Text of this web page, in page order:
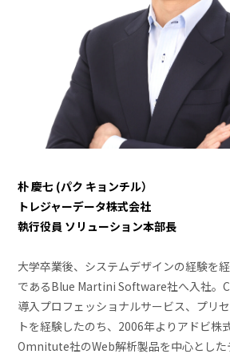
朴 慶七​ (パク キョンチル）
トレジャーデータ株式会社
執行役員 ソリューション本部長
大学卒業後、システムデザインの経験を
であるBlue Martini Software社へ入社。
導入プロフェッショナルサービス、プリ
トを経験したのち、2006年よりアドビ株
Omnitute社のWeb解析製品を中心とした